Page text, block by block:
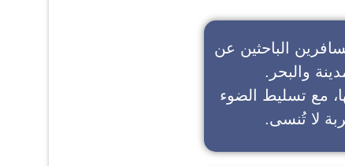
الباحثين عن
والبحر.
مع تسليط الضوء
لا تُنسى.